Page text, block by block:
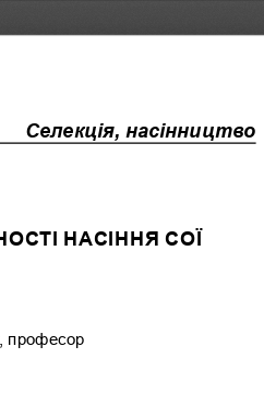
Селекція, насінництво
НАСІННЯ СОЇ
професор